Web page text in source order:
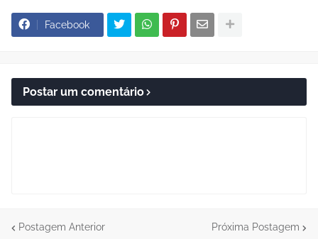
Facebook
Postar um comentário
Postagem Anterior Próxima Postagem